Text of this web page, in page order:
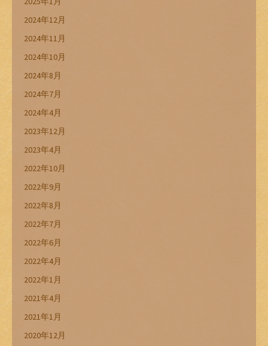
2024年12月
2024年11月
2024年10月
2024年8月
2024年7月
2024年4月
2023年12月
2023年4月
2022年10月
2022年9月
2022年8月
2022年7月
2022年6月
2022年4月
2022年1月
2021年4月
2021年1月
2020年12月